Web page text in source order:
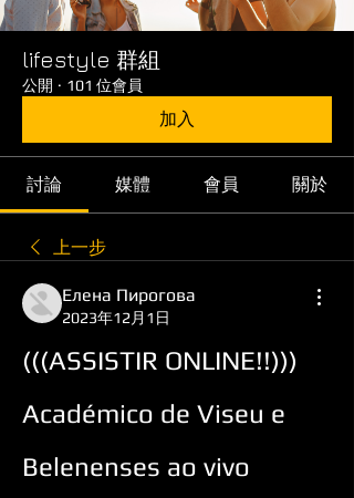
lifestyle 群組
公開 · 101 位會員
加入
討論 媒體 會員 關於
上一步
Елена Пирогова
2023年12月1日
(((ASSISTIR ONLINE!!)))
Académico de Viseu e
Belenenses ao vivo